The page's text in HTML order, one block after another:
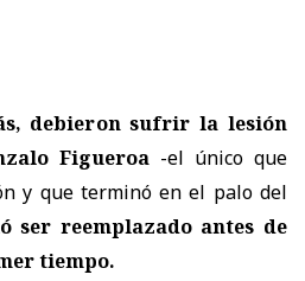
debieron sufrir la lesión
Figueroa -el único que
y que terminó en el palo del
ser reemplazado antes de
tiempo.